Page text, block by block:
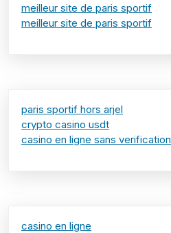
meilleur site de paris sportif
meilleur site de paris sportif
paris sportif hors arjel
crypto casino usdt
casino en ligne sans verification
casino en ligne